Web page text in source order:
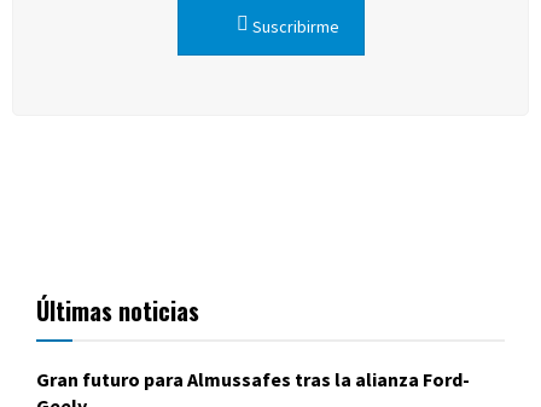
Suscribirme
Últimas noticias
Gran futuro para Almussafes tras la alianza Ford-